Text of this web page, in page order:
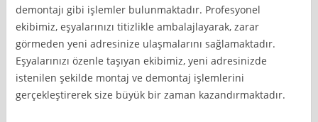
demontajı gibi işlemler bulunmaktadır. Profesyonel
ekibimiz, eşyalarınızı titizlikle ambalajlayarak, zarar
görmeden yeni adresinize ulaşmalarını sağlamaktadır.
Eşyalarınızı özenle taşıyan ekibimiz, yeni adresinizde
istenilen şekilde montaj ve demontaj işlemlerini
gerçekleştirerek size büyük bir zaman kazandırmaktadır.